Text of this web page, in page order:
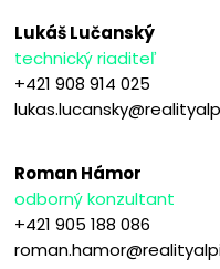
Lukáš Lučanský
technický riaditeľ
+421 908 914 025
Roman Hámor
odborný konzultant
+421 905 188 086